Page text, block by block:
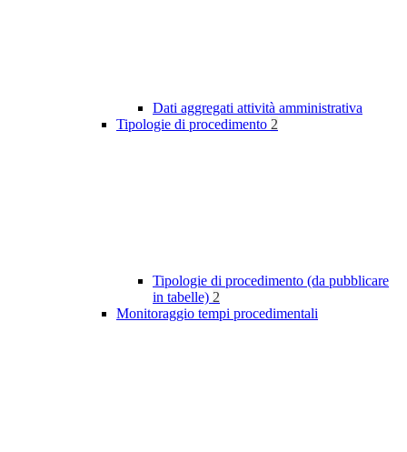
Dati aggregati attività amministrativa
Tipologie di procedimento 2
Tipologie di procedimento (da pubblicare
in tabelle) 2
Monitoraggio tempi procedimentali